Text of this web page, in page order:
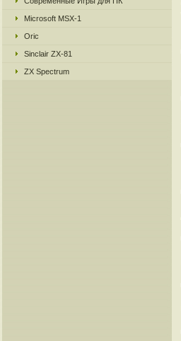
Microsoft MSX-1
Oric
Sinclair ZX-81
ZX Spectrum